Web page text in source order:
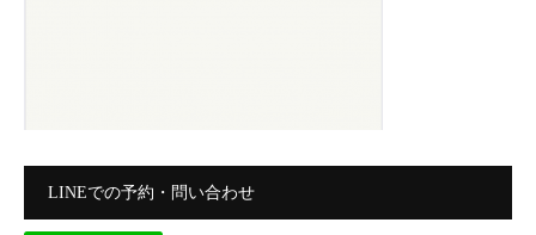
LINEでの予約・問い合わせ